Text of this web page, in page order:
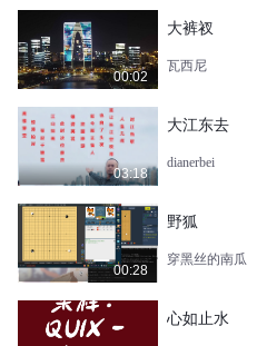
00:02
大裤衩
瓦西尼
03:18
大江东去
dianerbei
00:28
野狐
穿黑丝的南瓜
心如止水